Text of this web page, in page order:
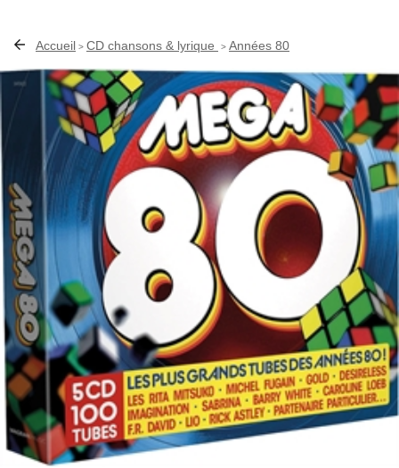
Accueil > CD chansons & lyrique > Années 80